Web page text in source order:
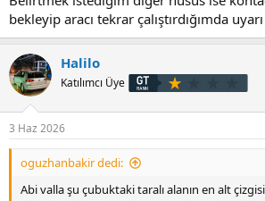
bekleyip aracı tekrar çalıştırdığımda
Halilo
Katılımcı Üye
3 Haz 2026
oguzhanbakir dedi:
Abi valla şu çubuktaki taralı alanın en alt